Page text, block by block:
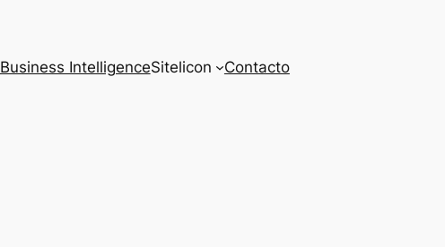
Business IntelligenceSitelicon Contacto